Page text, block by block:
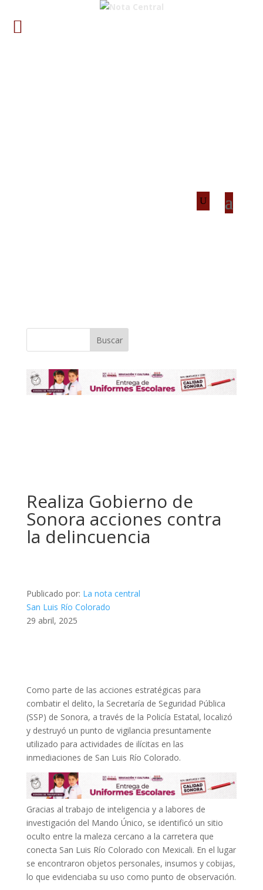
Buscar
Realiza Gobierno de
Sonora acciones contra
la delincuencia
Publicado por: La nota central
San Luis Río Colorado
29 abril, 2025
Como parte de las acciones estratégicas para
combatir el delito, la Secretaría de Seguridad Pública
(SSP) de Sonora, a través de la Policía Estatal, localizó
y destruyó un punto de vigilancia presuntamente
utilizado para actividades de ilícitas en las
inmediaciones de San Luis Río Colorado.
Gracias al trabajo de inteligencia y a labores de
investigación del Mando Único, se identificó un sitio
oculto entre la maleza cercano a la carretera que
conecta San Luis Río Colorado con Mexicali. En el lugar
se encontraron objetos personales, insumos y cobijas,
lo que evidenciaba su uso como punto de observación.